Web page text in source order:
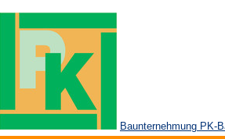
Baunternehmung PK-